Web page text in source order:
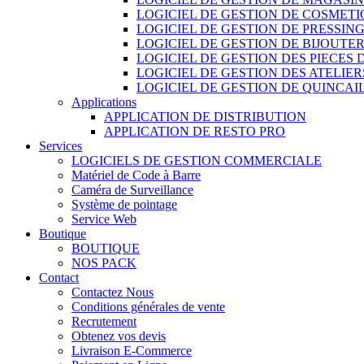
LOGICIEL DE GESTION DE
LOGICIEL DE GESTION DE PRESSING
LOGICIEL DE GESTION DE
LOGICIEL DE GESTION DES PIECES
LOGICIEL DE GESTION DES
LOGICIEL DE GESTION DE
Applications
APPLICATION DE DISTRIBUTION
APPLICATION DE RESTO PRO
Services
LOGICIELS DE GESTION COMMERCIALE
Matériel de Code à Barre
Caméra de Surveillance
Système de pointage
Service Web
Boutique
BOUTIQUE
NOS PACK
Contact
Contactez Nous
Conditions générales de vente
Recrutement
Obtenez vos devis
Livraison E-Commerce